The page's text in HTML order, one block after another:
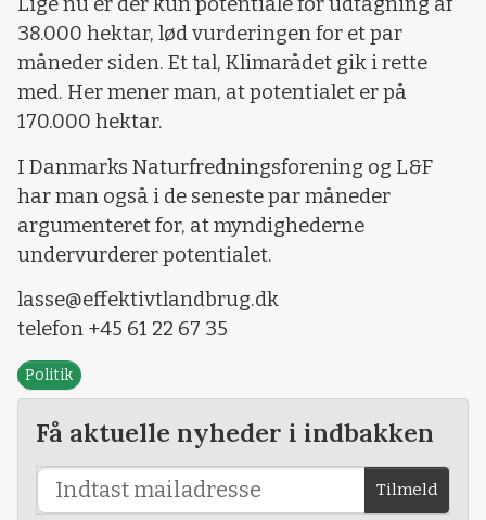
38.000 hektar, lød vurderingen for et par
måneder siden. Et tal, Klimarådet gik i rette
med. Her mener man, at potentialet er på
170.000 hektar.
I Danmarks Naturfredningsforening og L&F
har man også i de seneste par måneder
argumenteret for, at myndighederne
undervurderer potentialet.
lasse@effektivtlandbrug.dk
telefon +45 61 22 67 35
Politik
Få aktuelle nyheder i indbakken
Tilmeld